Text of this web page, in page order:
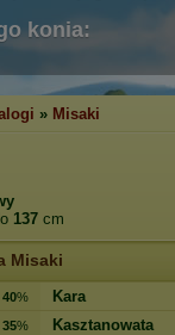
konia:
» Misaki
137 cm
Misaki
40%
Kara
35% Kasztanowata